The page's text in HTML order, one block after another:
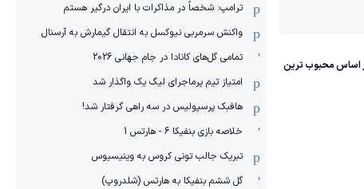
ترامپ: شخصاً در مذاکرات با ایران درگیر هستم
واکنش سرمربی نیوکسل به انتقال گیمارش به آرسنال
تمامی گل‌های کانادا در جام جهانی 2026
امتیاز تیم پرماجرای لیگ یک واگذار شد
هافبک پرسپولیس در سه راهی گرفتار شد!
خلاصه بازی بنفیکا 6 - هارتس 1
تبریک جالب تونی کروس به وینیسیوس
گل ششم بنفیکا به هارتس (شلدروپ)